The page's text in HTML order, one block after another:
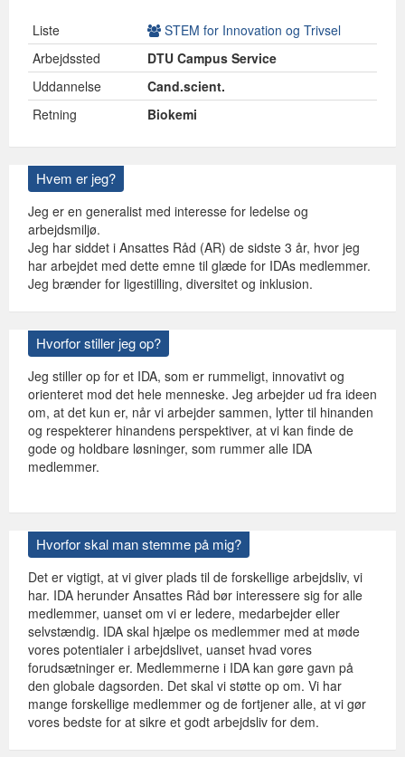
Liste
STEM for Innovation og Trivsel
Arbejdssted
DTU Campus Service
Uddannelse
Cand.scient.
Retning
Biokemi
Hvem er jeg?
Jeg er en generalist med interesse for ledelse og
arbejdsmiljø.
Jeg har siddet i Ansattes Råd (AR) de sidste 3 år, hvor jeg
har arbejdet med dette emne til glæde for IDAs medlemmer.
Jeg brænder for ligestilling, diversitet og inklusion.
Hvorfor stiller jeg op?
Jeg stiller op for et IDA, som er rummeligt, innovativt og
orienteret mod det hele menneske. Jeg arbejder ud fra ideen
om, at det kun er, når vi arbejder sammen, lytter til hinanden
og respekterer hinandens perspektiver, at vi kan finde de
gode og holdbare løsninger, som rummer alle IDA
medlemmer.
Hvorfor skal man stemme på mig?
Det er vigtigt, at vi giver plads til de forskellige arbejdsliv, vi
har. IDA herunder Ansattes Råd bør interessere sig for alle
medlemmer, uanset om vi er ledere, medarbejder eller
selvstændig. IDA skal hjælpe os medlemmer med at møde
vores potentialer i arbejdslivet, uanset hvad vores
forudsætninger er. Medlemmerne i IDA kan gøre gavn på
den globale dagsorden. Det skal vi støtte op om. Vi har
mange forskellige medlemmer og de fortjener alle, at vi gør
vores bedste for at sikre et godt arbejdsliv for dem.